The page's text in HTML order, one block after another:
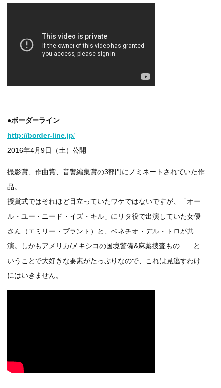
●ボーダーライン
http://border-line.jp/
2016年4月9日（土）公開
撮影賞、作曲賞、音響編集賞の3部門にノミネートされていた作
品。
授賞式ではそれほど目立っていたワケではないですが、「オー
ル・ユー・ニード・イズ・キル」にリタ役で出演していた女優
さん（エミリー・ブラント）と、ベネチオ・デル・トロが共
演。しかもアメリカ/メキシコの国境警備&麻薬捜査もの……と
いうことで大好きな要素がたっぷりなので、これは見逃すわけ
にはいきません。